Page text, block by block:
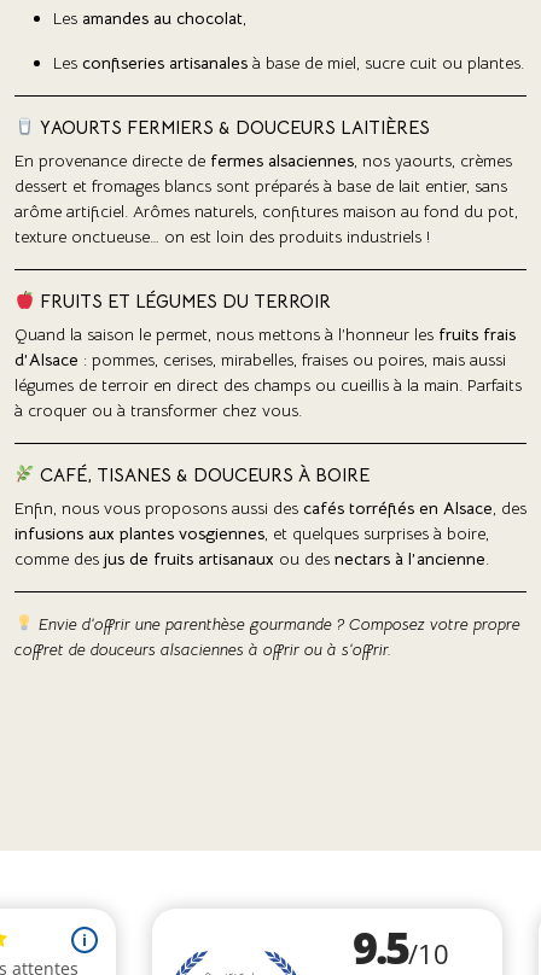
Les amandes au chocolat,
Les confiseries artisanales à base de miel, sucre cuit ou plantes.
YAOURTS FERMIERS & DOUCEURS LAITIÈRES
En provenance directe de fermes alsaciennes, nos yaourts, crèmes
dessert et fromages blancs sont préparés à base de lait entier, sans
arôme artificiel. Arômes naturels, confitures maison au fond du pot,
texture onctueuse… on est loin des produits industriels !
FRUITS ET LÉGUMES DU TERROIR
Quand la saison le permet, nous mettons à l’honneur les fruits frais
d’Alsace : pommes, cerises, mirabelles, fraises ou poires, mais aussi
légumes de terroir en direct des champs ou cueillis à la main. Parfaits
à croquer ou à transformer chez vous.
CAFÉ, TISANES & DOUCEURS À BOIRE
Enfin, nous vous proposons aussi des cafés torréfiés en Alsace, des
infusions aux plantes vosgiennes, et quelques surprises à boire,
comme des jus de fruits artisanaux ou des nectars à l’ancienne.
Envie d’offrir une parenthèse gourmande ? Composez votre propre
coffret de douceurs alsaciennes à offrir ou à s’offrir.